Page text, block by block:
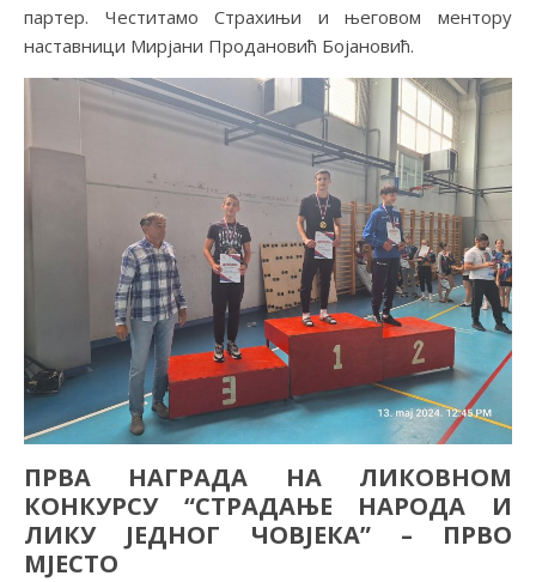
партер. Честитамо Страхињи и његовом ментору
наставници Мирјани Продановић Бојановић.
ПРВА НАГРАДА НА ЛИКОВНОМ
КОНКУРСУ “СТРАДАЊЕ НАРОДА И
ЛИКУ ЈЕДНОГ ЧОВЈЕКА” – ПРВО
МЈЕСТО